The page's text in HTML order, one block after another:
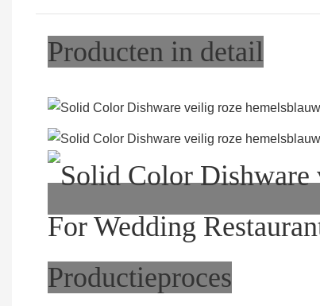
Producten in detail
Productieproces